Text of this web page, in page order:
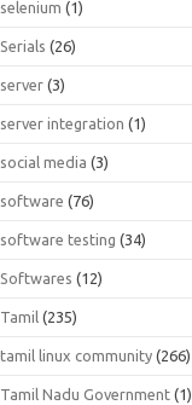
selenium (1)
Serials (26)
server (3)
server integration (1)
social media (3)
software (76)
software testing (34)
Softwares (12)
Tamil (235)
tamil linux community (266)
Tamil Nadu Government (1)